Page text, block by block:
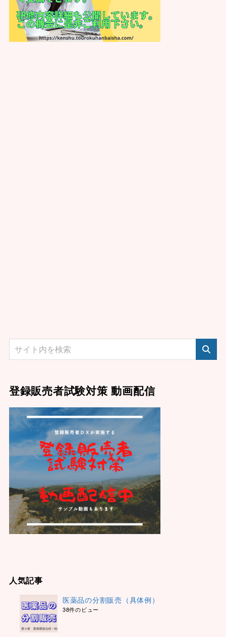
登録販売者試験対策 動画配信
人気記事
医薬品の分割販売（具体例）
38件のビュー